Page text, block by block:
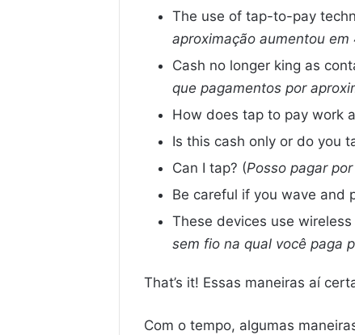
The use of tap-to-pay
aproximação aumentou em
Cash no longer king as
que pagamentos por
How does tap to pay work
Is this cash only or do you
Can I tap? (Posso pagar
Be careful if you wave and
These devices use
sem fio na qual você paga
That’s it! Essas maneiras aí
Com o tempo, algumas